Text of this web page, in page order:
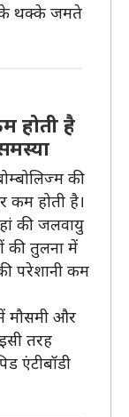
के थक्के जमते
होती है
की
कम होती है।
की जलवायु
की तुलना में
परेशानी कम
मौसमी और
तरह
एंटीबॉडी